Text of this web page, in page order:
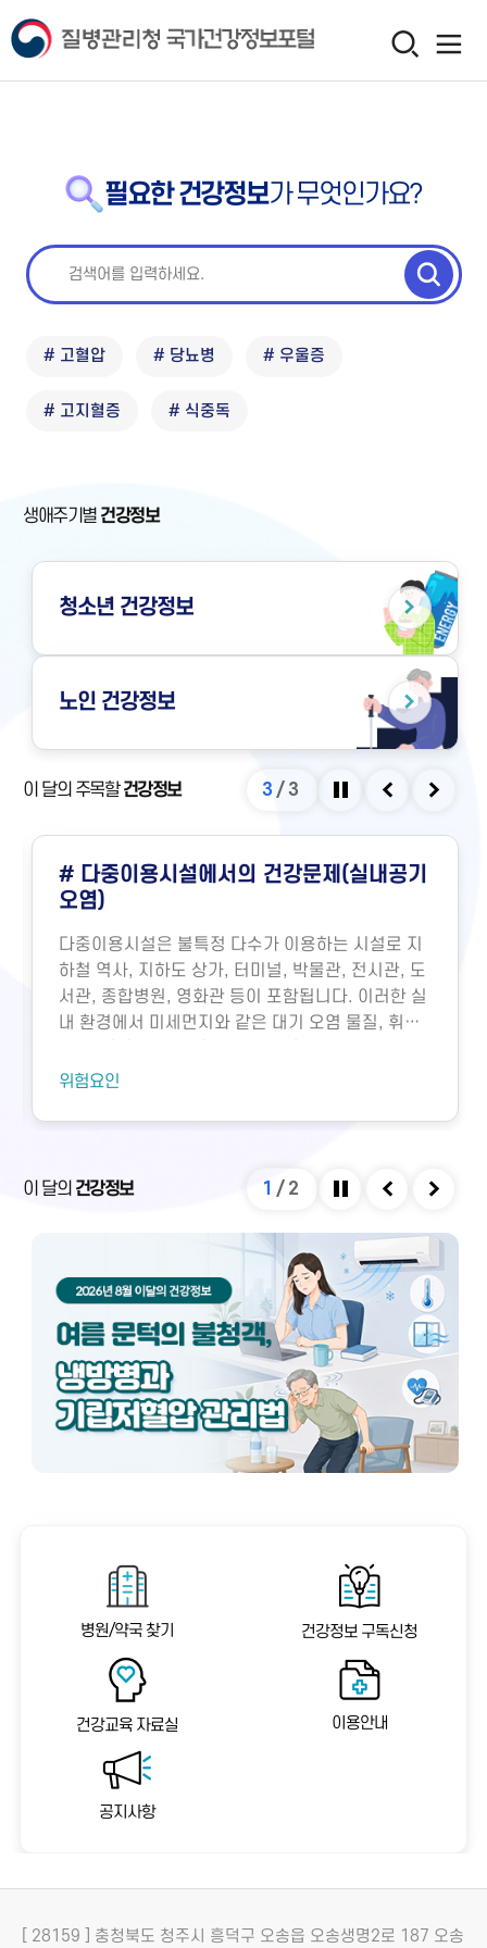
필요한 건강정보가 무엇인가요?
# 고혈압 # 당뇨병 # 우울증
# 고지혈증 # 식중독
생애주기별 건강정보
청소년 건강정보
노인 건강정보
이 달의 주목할건강정보 3 /3
# 다중이용시설에서의 건강문제(실내공기
오염)
다중이용시설은 불특정 다수가 이용하는 시설로 지
하철 역사, 지하도 상가, 터미널, 박물관, 전시관, 도
서관, 종합병원, 영화관 등이 포함됩니다. 이러한 실
내 환경에서 미세먼지와 같은 대기 오염 물질, 휘발
오염물질에 노출되면 호흡기 질환 등 다양한 건강 문
가 부족하면 두통, 구토, 근육통, 불쾌감과 같은 빌딩
실내외 온도 차와 건조한 환경으로 인해 냉방병도 나
와 충분한 휴식을 통해 대부분 예방 및 관리할 수 있
위험요인
이 달의 건강정보 1 / 2
병원/약국 찾기 건강정보 구독신청
건강교육 자료실 이용안내
공지사항
[ 28159 ] 충청북도 청주시 흥덕구 오송읍 오송생명2로 187 오송